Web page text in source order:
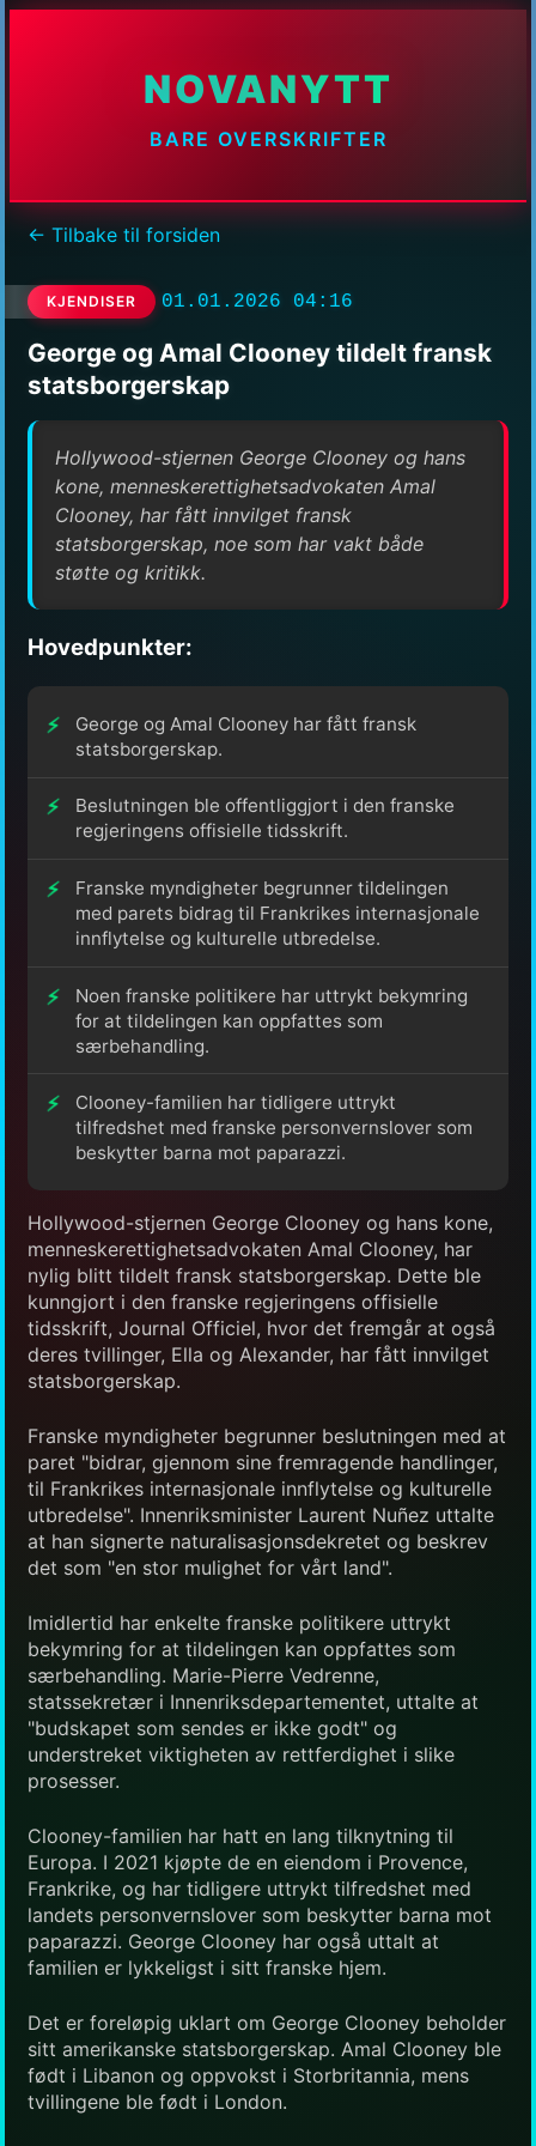
NOVANYTT
BARE OVERSKRIFTER
← Tilbake til forsiden
KJENDISER 01.01.2026 04:16
George og Amal Clooney tildelt fransk
statsborgerskap
Hollywood-stjernen George Clooney og hans
kone, menneskerettighetsadvokaten Amal
Clooney, har fått innvilget fransk
statsborgerskap, noe som har vakt både
støtte og kritikk.
Hovedpunkter:
George og Amal Clooney har fått fransk
statsborgerskap.
Beslutningen ble offentliggjort i den franske
regjeringens offisielle tidsskrift.
Franske myndigheter begrunner tildelingen
med parets bidrag til Frankrikes internasjonale
innflytelse og kulturelle utbredelse.
Noen franske politikere har uttrykt bekymring
for at tildelingen kan oppfattes som
særbehandling.
Clooney-familien har tidligere uttrykt
tilfredshet med franske personvernslover som
beskytter barna mot paparazzi.
Hollywood-stjernen George Clooney og hans kone,
menneskerettighetsadvokaten Amal Clooney, har
nylig blitt tildelt fransk statsborgerskap. Dette ble
kunngjort i den franske regjeringens offisielle
tidsskrift, Journal Officiel, hvor det fremgår at også
deres tvillinger, Ella og Alexander, har fått innvilget
statsborgerskap.
Franske myndigheter begrunner beslutningen med at
paret "bidrar, gjennom sine fremragende handlinger,
til Frankrikes internasjonale innflytelse og kulturelle
utbredelse". Innenriksminister Laurent Nuñez uttalte
at han signerte naturalisasjonsdekretet og beskrev
det som "en stor mulighet for vårt land".
Imidlertid har enkelte franske politikere uttrykt
bekymring for at tildelingen kan oppfattes som
særbehandling. Marie-Pierre Vedrenne,
statssekretær i Innenriksdepartementet, uttalte at
"budskapet som sendes er ikke godt" og
understreket viktigheten av rettferdighet i slike
prosesser.
Clooney-familien har hatt en lang tilknytning til
Europa. I 2021 kjøpte de en eiendom i Provence,
Frankrike, og har tidligere uttrykt tilfredshet med
landets personvernslover som beskytter barna mot
paparazzi. George Clooney har også uttalt at
familien er lykkeligst i sitt franske hjem.
Det er foreløpig uklart om George Clooney beholder
sitt amerikanske statsborgerskap. Amal Clooney ble
født i Libanon og oppvokst i Storbritannia, mens
tvillingene ble født i London.